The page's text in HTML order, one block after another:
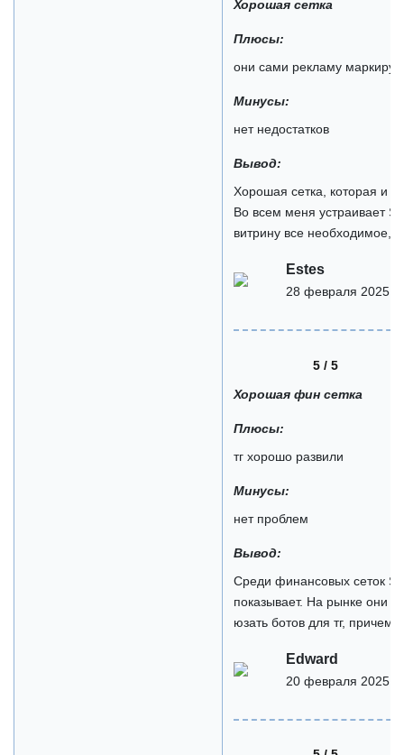
Хорошая сетка
Плюсы:
они сами рекламу
Минусы:
нет недостатков
Вывод:
Хорошая сетка, которая и
Во всем меня устраивает
витрину все необходимое,
Estes
28 февраля 2025
5 / 5
Хорошая фин сетка
Плюсы:
тг хорошо развили
Минусы:
нет проблем
Вывод:
Среди финансовых сеток
показывает. На рынке они
юзать ботов для тг,
Edward
20 февраля 2025